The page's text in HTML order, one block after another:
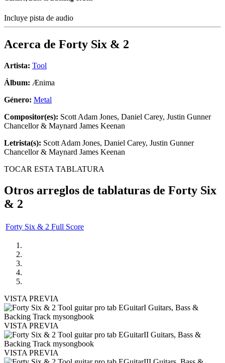
Incluye pista de audio
Acerca de Forty Six & 2
Artista: Tool
Álbum: Ænima
Género: Metal
Compositor(es): Scott Adam Jones, Daniel Carey, Justin Gunner
Chancellor & Maynard James Keenan
Letrista(s): Scott Adam Jones, Daniel Carey, Justin Gunner
Chancellor & Maynard James Keenan
TOCAR ESTA TABLATURA
Otros arreglos de tablaturas de Forty Six
& 2
Forty Six & 2 Full Score
VISTA PREVIA
VISTA PREVIA
VISTA PREVIA